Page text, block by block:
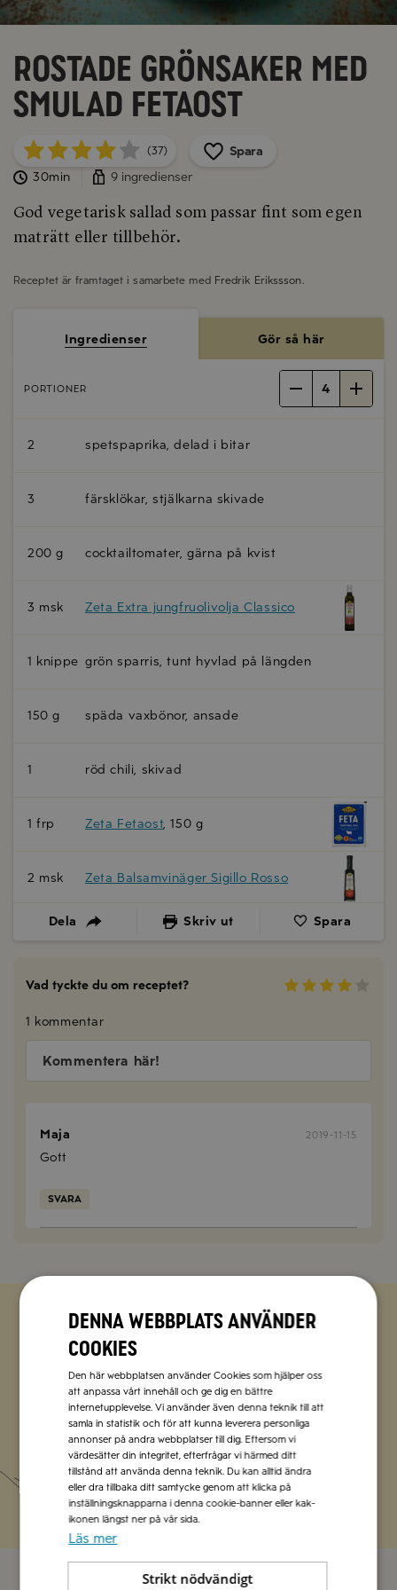
Rostade grönsaker med
smulad fetaost
(37)
Spara
30min
9 ingredienser
God vegetarisk sallad som passar fint som egen
maträtt eller tillbehör.
Receptet är framtaget i samarbete med Fredrik Erikssson.
Ingredienser Gör så här
PORTIONER 4
2 spetspaprika, delad i bitar
3 färsklökar, stjälkarna skivade
200 g cocktailtomater, gärna på kvist
3 msk Zeta Extra jungfruolivolja Classico
1 knippe grön sparris, tunt hyvlad på längden
150 g späda vaxbönor, ansade
1 röd chili, skivad
1 frp Zeta Fetaost, 150 g
2 msk Zeta Balsamvinäger Sigillo Rosso
Dela Skriv ut Spara
Vad tyckte du om receptet?
1 kommentar
Kommentera här!
Maja 2019-11-15
Gott
SVARA
Zetas populära nyhetsbrev
Missa inte att vi har flera olika nyhetsbrev som
förenklar vardagen och förgyller helgen med
italienska smaker.
Prenumerera
Denna webbplats använder
cookies
Den här webbplatsen använder Cookies som hjälper oss
att anpassa vårt innehåll och ge dig en bättre
internetupplevelse. Vi använder även denna teknik till att
samla in statistik och för att kunna leverera personliga
annonser på andra webbplatser till dig. Eftersom vi
värdesätter din integritet, efterfrågar vi härmed ditt
tillstånd att använda denna teknik. Du kan alltid ändra
eller dra tillbaka ditt samtycke genom att klicka på
inställningsknapparna i denna cookie-banner eller kak-
ikonen längst ner på vår sida.
Läs mer
Strikt nödvändigt